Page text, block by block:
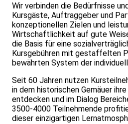
Wir verbinden die Bedürfnisse
Kursgäste, Auftraggeber und
konzeptionellen Zielen und
Wirtschaftlichkeit auf gute
die Basis für eine
Kursgebühren mit gestaffelten
bewährten System der
Seit 60 Jahren nutzen
in dem historischen Gemäuer
entdecken und im Dialog
3500-4000 Teilnehmende
dieser einzigartigen